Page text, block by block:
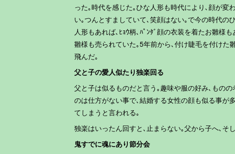
った｡時代を感じた｡ひな人形も時代により､顔が変
い｡つんとすましていて､笑顔はない｡で今の時代の
人形もあれば､ﾋｮｳ柄､ﾊﾟﾝﾀﾞ顔の衣装を着たお雛様
雛様も売られていた｡5年前から､付け睫毛を付けた
飛んだ｡
父と子の愛人似たり独楽回る
父と子は似るものだと言う｡趣味や服の好み､もの
のは仕方がない事で､結婚する女性の顔も似る事が
てしまうと言われる｡
独楽はいったん回すと､止まらない｡父から子へ､そ
鬼すでに魂にあり節分会